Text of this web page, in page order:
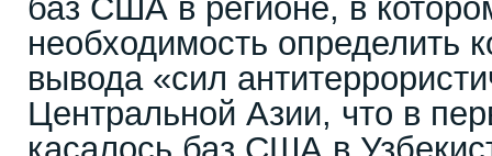
баз США в регионе, в
необходимость определить
вывода «сил
Центральной Азии, что в